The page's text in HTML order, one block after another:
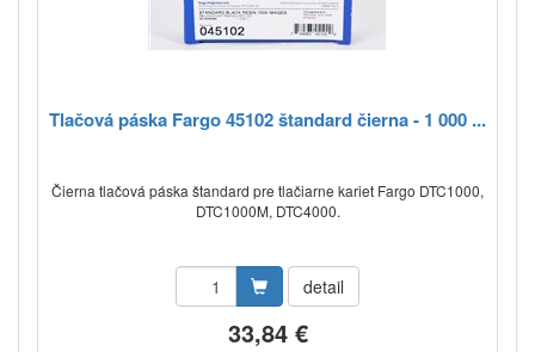
Tlačová páska Fargo 45102 štandard čierna - 1 000 ...
Čierna tlačová páska štandard pre tlačiarne kariet Fargo DTC1000,
DTC1000M, DTC4000.
detail
33,84 €